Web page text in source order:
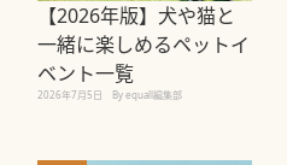
【2026年版】犬や猫と
一緒に楽しめるペットイ
ベント一覧
2026年7月5日 By equall編集部